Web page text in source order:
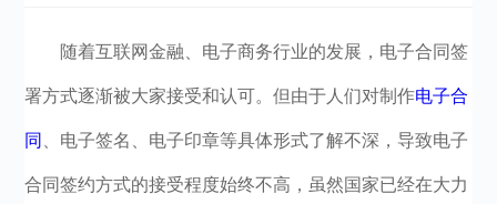
随着互联网金融、电子商务行业的发展，电子合同签
署方式逐渐被大家接受和认可。但由于人们对制作电子合
同 、电子签名、电子印章等具体形式了解不深，导致电子
合同签约方式的接受程度始终不高，虽然国家已经在大力